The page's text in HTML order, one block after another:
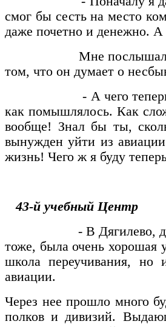
смог бы сесть на место
даже почетно и денежно.
Мне послышалась в
том, что он думает о
- А чего теперь
как помышлялось. Как
вообще! Знал бы ты,
вынужден уйти из
жизнь! Чего ж я буду
43-й учебный Центр
- В Дягилево, должен
тоже, была очень хорошая
школа переучивания, но
авиации.
Через нее прошло много
полков и дивизий.